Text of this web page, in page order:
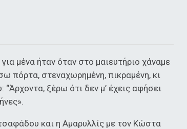
μένα ήταν όταν στο μαιευτήριο χάναμε
πόρτα, στεναχωρημένη, πικραμένη, κι
ξέρω ότι δεν μ’ έχεις αφήσει
και η Αμαρυλλίς με τον Κώστα